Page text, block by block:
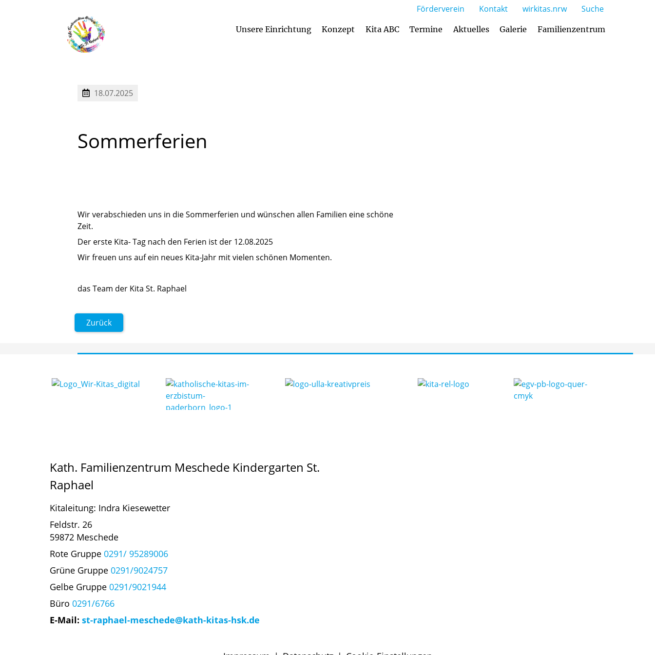
Unsere Einrichtung Konzept Kita ABC Termine Aktuelles Galerie Familienzentrum
Förderverein Kontakt wirkitas.nrw Suche
18.07.2025
Sommerferien
Wir verabschieden uns in die Sommerferien und wünschen allen Familien eine schöne
Zeit.
Der erste Kita- Tag nach den Ferien ist der 12.08.2025
Wir freuen uns auf ein neues Kita-Jahr mit vielen schönen Momenten.
das Team der Kita St. Raphael
Zurück
Kath. Familienzentrum Meschede Kindergarten St.
Raphael
Kitaleitung: Indra Kiesewetter
Feldstr. 26
59872 Meschede
Rote Gruppe 0291/ 95289006
Grüne Gruppe 0291/9024757
Gelbe Gruppe 0291/9021944
Büro 0291/6766
E-Mail: st-raphael-meschede@kath-kitas-hsk.de